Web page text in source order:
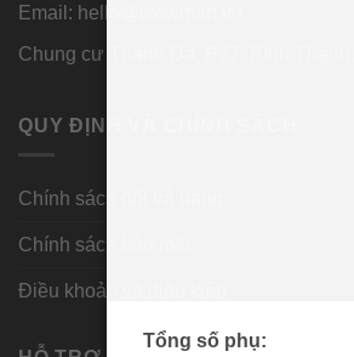
Tổng số phụ:
Email: hello@wowmart.vn
Chung cư Thanh Đa, P27, Bình Thạnh,
QUY ĐỊNH VÀ CHÍNH SÁCH
Chính sách đổi trả hàng
Chính sách bảo mật
Điều khoản và điều kiện